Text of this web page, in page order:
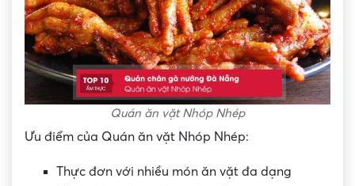
Quán ăn vặt Nhóp Nhép
Ưu điểm của Quán ăn vặt Nhóp Nhép:
Thực đơn với nhiều món ăn vặt đa dạng